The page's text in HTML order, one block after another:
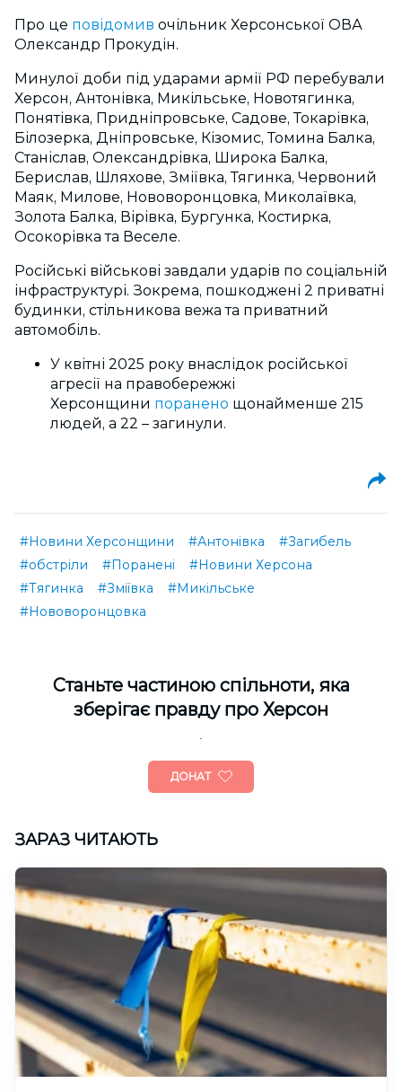
Про це повідомив очільник Херсонської ОВА
Олександр Прокудін.
Минулої доби під ударами армії РФ перебували
Херсон, Антонівка, Микільське, Новотягинка,
Понятівка, Придніпровське, Садове, Токарівка,
Білозерка, Дніпровське, Кізомис, Томина Балка,
Станіслав, Олександрівка, Широка Балка,
Берислав, Шляхове, Зміївка, Тягинка, Червоний
Маяк, Милове, Нововоронцовка, Миколаївка,
Золота Балка, Вірівка, Бургунка, Костирка,
Осокорівка та Веселе.
Російські військові завдали ударів по соціальній
інфраструктурі. Зокрема, пошкоджені 2 приватні
будинки, стільникова вежа та приватний
автомобіль.
У квітні 2025 року внаслідок російської
агресії на правобережжі
Херсонщини поранено щонайменше 215
людей, а 22 – загинули.
#Новини Херсонщини #Антонівка
#Загибель
#обстріли
#Поранені
#Новини Херсона
#Тягинка
#Зміївка
#Микільське
#Нововоронцовка
Cтаньте частиною спільноти, яка
зберігає правду про Херсон
ДОНАТ
ЗАРАЗ ЧИТАЮТЬ